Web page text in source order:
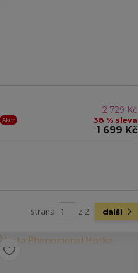
Akce
2 729 Kč
38 % sleva
1 699 Kč
strana z 2 další